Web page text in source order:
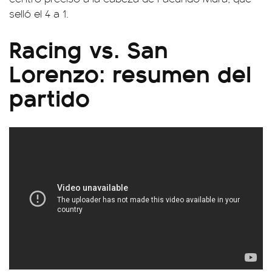
selló el 4 a 1.
Racing vs. San
Lorenzo: resumen del
partido